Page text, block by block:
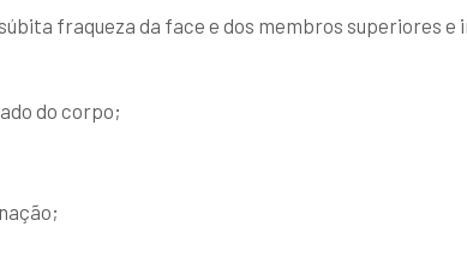
fraqueza da face e dos membros superiores
do corpo;